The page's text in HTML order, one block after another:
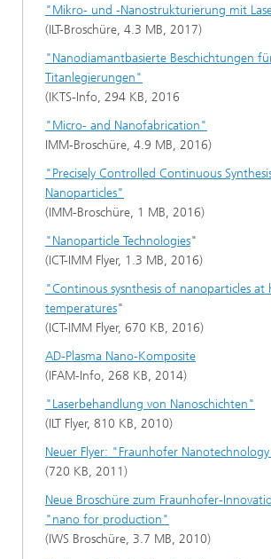
"Mikro- und -Nanostrukturierung mit
(ILT-Broschüre, 4.3 MB, 2017)
"Nanodiamantbasierte Beschichtungen
Titanlegierungen"
(IKTS-Info, 294 KB, 2016
"Micro- and Nanofabrication"
IMM-Broschüre, 4.9 MB, 2016)
"Precisely Controlled Continuous
Nanoparticles"
(IMM-Broschüre, 1 MB, 2016)
"Nanoparticle Technologies"
(ICT-IMM Flyer, 1.3 MB, 2016)
"Continous sysnthesis of nanoparticles at
temperatures"
(ICT-IMM Flyer, 670 KB, 2016)
AD-Plasma Nano-Komposite
(IFAM-Info, 268 KB, 2014)
"Laserbehandlung von Nanoschichten"
(ILT Flyer, 810 KB, 2010)
Neuer Flyer: "Fraunhofer
(720 KB, 2011)
Neue Broschüre zum Fraunhofer-
"nano for production"
(IWS Broschüre, 3.7 MB, 2010)